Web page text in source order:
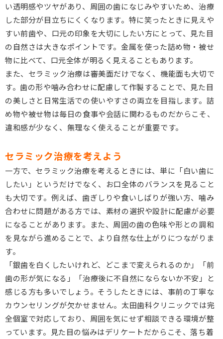
い透明感やツヤがあり、周囲の歯になじみやすいため、治療
した部分が目立ちにくくなります。特に笑ったときに見えや
すい前歯や、口元の印象を大切にしたい方にとって、見た目
の自然さは大きなポイントです。金属を使った詰め物・被せ
物に比べて、口元全体が明るく見えることもあります。
また、セラミック治療は審美面だけでなく、機能面も大切で
す。歯の形や噛み合わせに配慮して作製することで、見た目
の美しさと日常生活での使いやすさの両立を目指します。詰
め物や被せ物は毎日の食事や会話に関わるものだからこそ、
違和感が少なく、無理なく使えることが重要です。
セラミック治療を考えよう
一方で、セラミック治療を考えるときには、単に「白い歯に
したい」というだけでなく、お口全体のバランスを見ること
も大切です。例えば、歯ぎしりや食いしばりが強い方、噛み
合わせに問題がある方では、素材の選択や設計に配慮が必要
になることがあります。また、周囲の歯の色味や形との調和
を見ながら進めることで、より自然な仕上がりにつながりま
す。
「銀歯を白くしたいけれど、どこまで変えられるのか」「前
歯の形が気になる」「治療後に不自然にならないか不安」と
感じる方も多いでしょう。そうしたときには、事前の丁寧な
カウンセリングが欠かせません。太田歯科クリニックでは完
全個室で対応しており、周囲を気にせず相談できる環境が整
っています。見た目の悩みはデリケートだからこそ、落ち着